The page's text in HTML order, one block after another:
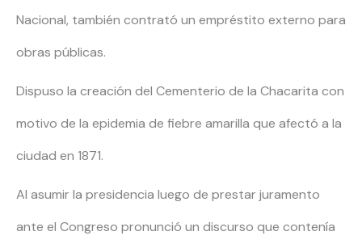
Nacional, también contrató un empréstito externo para
obras públicas.
Dispuso la creación del Cementerio de la Chacarita con
motivo de la epidemia de fiebre amarilla que afectó a la
ciudad en 1871.
Al asumir la presidencia luego de prestar juramento
ante el Congreso pronunció un discurso que contenía